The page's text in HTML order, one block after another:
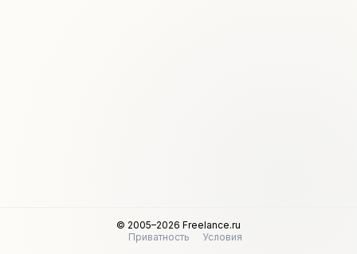
© 2005–2026 Freelance.ru
Приватность
Условия